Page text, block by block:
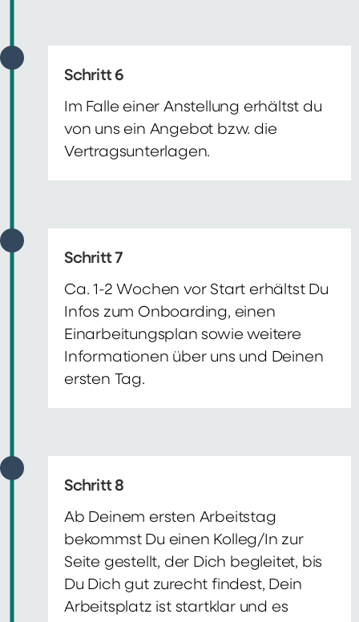
Schritt 6
Im Falle einer Anstellung erhältst du
von uns ein Angebot bzw. die
Vertragsunterlagen.
Schritt 7
Ca. 1-2 Wochen vor Start erhältst Du
Infos zum Onboarding, einen
Einarbeitungsplan sowie weitere
Informationen über uns und Deinen
ersten Tag.
Schritt 8
Ab Deinem ersten Arbeitstag
bekommst Du einen Kolleg/In zur
Seite gestellt, der Dich begleitet, bis
Du Dich gut zurecht findest, Dein
Arbeitsplatz ist startklar und es